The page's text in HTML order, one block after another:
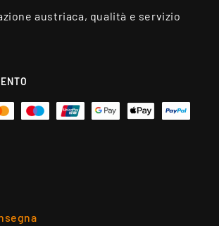
austriaca, qualità e servizio